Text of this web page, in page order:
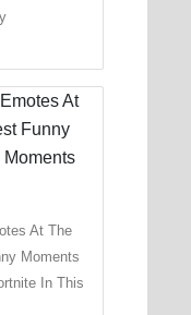
At The
Moments
In This